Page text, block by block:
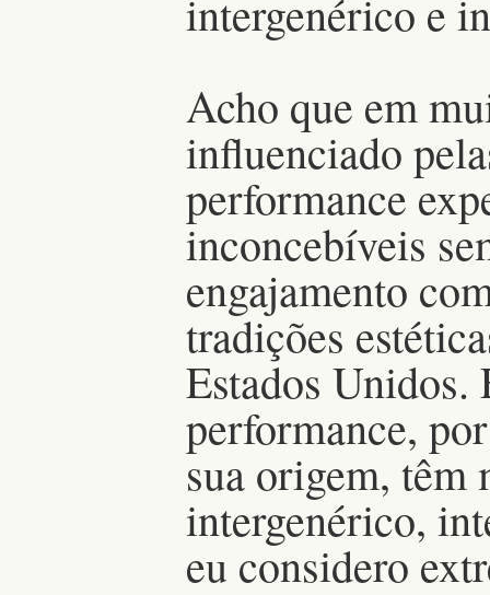
intergenérico e
Acho que em
influenciado
performance
inconcebíveis
engajamento
tradições
Estados Unidos.
performance,
sua origem, têm
intergenérico,
eu considero